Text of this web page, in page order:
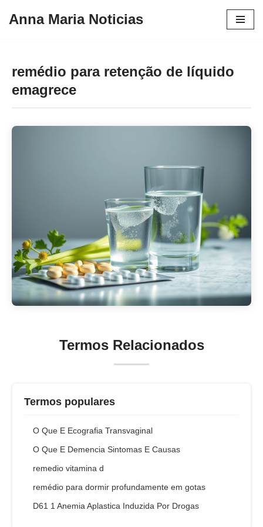
conteúdo
Anna Maria Noticias
remédio para retenção de líquido
emagrece
Termos Relacionados
Termos populares
O Que E Ecografia Transvaginal
O Que E Demencia Sintomas E Causas
remedio vitamina d
remédio para dormir profundamente em gotas
D61 1 Anemia Aplastica Induzida Por Drogas